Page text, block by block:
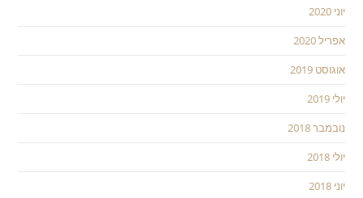
יוני 2020
אפריל 2020
אוגוסט 2019
יולי 2019
נובמבר 2018
יולי 2018
יוני 2018